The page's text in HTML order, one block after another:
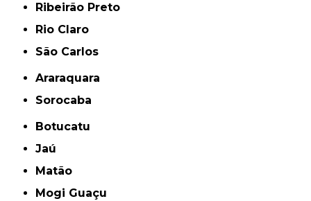
Ribeirão Preto
Rio Claro
São Carlos
Araraquara
Sorocaba
Botucatu
Jaú
Matão
Mogi Guaçu